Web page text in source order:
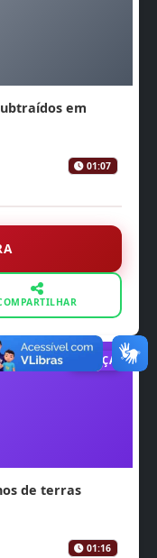
em
01:07
JUSTIÇA
de terras
01:16